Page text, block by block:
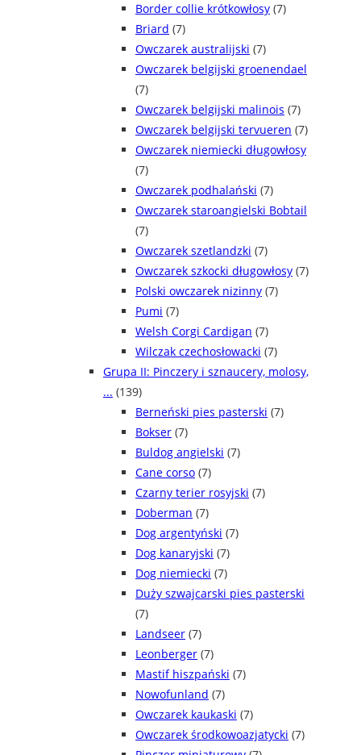
Border collie krótkowłosy (7)
Briard (7)
Owczarek australijski (7)
Owczarek belgijski groenendael
(7)
Owczarek belgijski malinois (7)
Owczarek belgijski tervueren (7)
Owczarek niemiecki długowłosy
(7)
Owczarek podhalański (7)
Owczarek staroangielski Bobtail
(7)
Owczarek szetlandzki (7)
Owczarek szkocki długowłosy (7)
Polski owczarek nizinny (7)
Pumi (7)
Welsh Corgi Cardigan (7)
Wilczak czechosłowacki (7)
Grupa II: Pinczery i sznaucery, molosy,
... (139)
Berneński pies pasterski (7)
Bokser (7)
Buldog angielski (7)
Cane corso (7)
Czarny terier rosyjski (7)
Doberman (7)
Dog argentyński (7)
Dog kanaryjski (7)
Dog niemiecki (7)
Duży szwajcarski pies pasterski
(7)
Landseer (7)
Leonberger (7)
Mastif hiszpański (7)
Nowofunland (7)
Owczarek kaukaski (7)
Owczarek środkowoazjatycki (7)